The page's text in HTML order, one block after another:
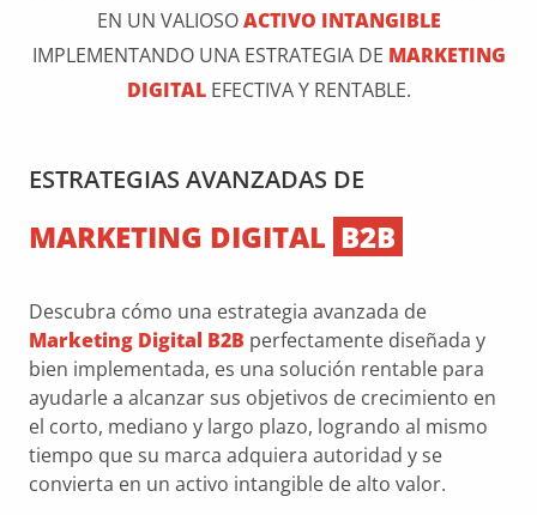
EN UN VALIOSOACTIVO INTANGIBLE
IMPLEMENTANDO UNA ESTRATEGIA DE MARKETING
DIGITALEFECTIVA Y RENTABLE.
ESTRATEGIAS AVANZADAS DE
MARKETING DIGITAL B2B
Descubra cómo una estrategia avanzada de
Marketing Digital B2B perfectamente diseñada y
bien implementada, es una solución rentable para
ayudarle a alcanzar sus objetivos de crecimiento en
el corto, mediano y largo plazo, logrando al mismo
tiempo que su marca adquiera autoridad y se
convierta en un activo intangible de alto valor.